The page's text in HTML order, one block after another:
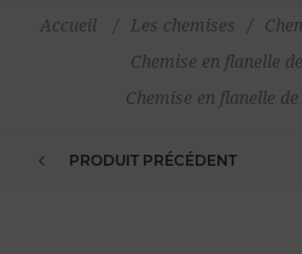
Accueil / Les chemises /
Chemise en flanelle
Chemise en flanelle
PRODUIT PRÉCÉDENT